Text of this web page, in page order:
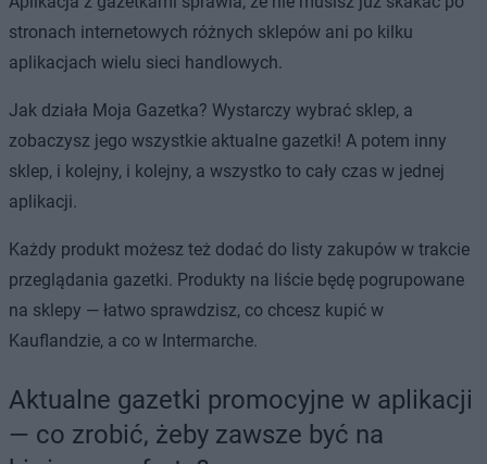
stronach internetowych różnych sklepów ani po kilku
aplikacjach wielu sieci handlowych.
Jak działa Moja Gazetka? Wystarczy wybrać sklep, a
zobaczysz jego wszystkie aktualne gazetki! A potem inny
sklep, i kolejny, i kolejny, a wszystko to cały czas w jednej
aplikacji.
Każdy produkt możesz też dodać do listy zakupów w trakcie
przeglądania gazetki. Produkty na liście będę pogrupowane
na sklepy — łatwo sprawdzisz, co chcesz kupić w
Kauflandzie, a co w Intermarche.
Aktualne gazetki promocyjne w aplikacji
— co zrobić, żeby zawsze być na